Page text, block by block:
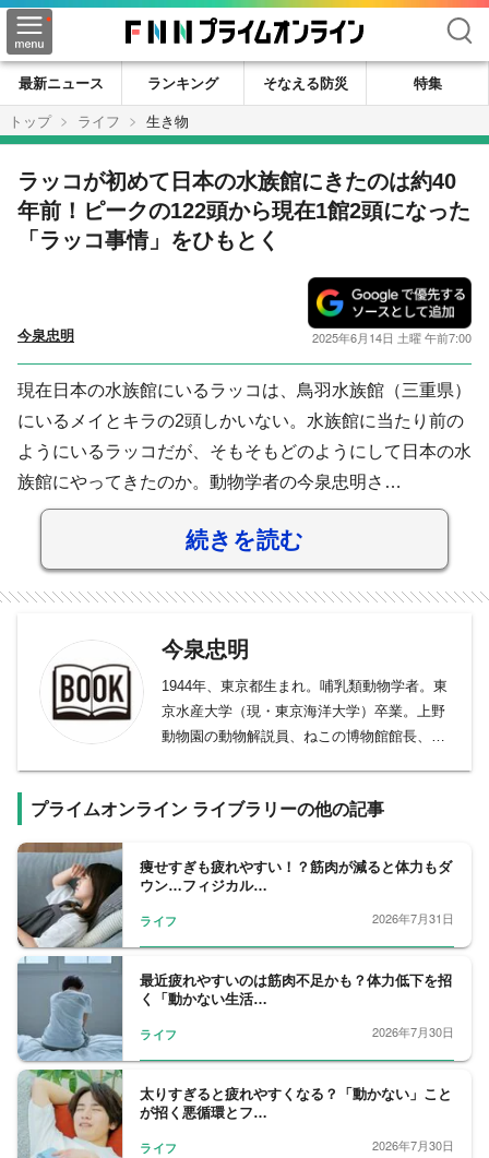
検索
最新ニュース ランキング そなえる防災
特集
トップ
ライフ 生き物
ラッコが初めて日本の水族館にきたのは約40
年前！ピークの122頭から現在1館2頭になった
「ラッコ事情」をひもとく
今泉忠明 2025年6月14日 土曜 午前7:00
現在日本の水族館にいるラッコは、鳥羽水族館（三重県）
にいるメイとキラの2頭しかいない。水族館に当たり前の
ようにいるラッコだが、そもそもどのようにして日本の水
族館にやってきたのか。動物学者の今泉忠明さ…
続きを読む
今泉忠明
1944年、東京都生まれ。哺乳類動物学者。東
京水産大学（現・東京海洋大学）卒業。上野
動物園の動物解説員、ねこの博物館館長、日
沼への招待状』（世界文化社）など、多くの
プライムオンライン ライブラリーの他の記事
痩せすぎも疲れやすい！？筋肉が減ると体力もダ
ウン…フィジカル…
ライフ 2026年7月31日
最近疲れやすいのは筋肉不足かも？体力低下を招
く「動かない生活…
ライフ 2026年7月30日
太りすぎると疲れやすくなる？「動かない」こと
が招く悪循環とフ…
ライフ 2026年7月30日